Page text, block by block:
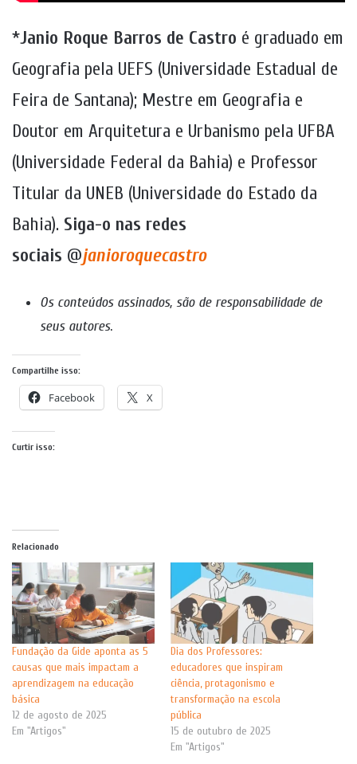
*Janio Roque Barros de Castro é graduado em
Geografia pela UEFS (Universidade Estadual de
Feira de Santana); Mestre em Geografia e
Doutor em Arquitetura e Urbanismo pela UFBA
(Universidade Federal da Bahia) e Professor
Titular da UNEB (Universidade do Estado da
Bahia). Siga-o nas redes
sociais @janioroquecastro
Os conteúdos assinados, são de responsabilidade de
seus autores.
Compartilhe isso:
Facebook X
Curtir isso:
Relacionado
Fundação da Gide aponta as 5
causas que mais impactam a
aprendizagem na educação
básica
12 de agosto de 2025
Em "Artigos"
Dia dos Professores:
educadores que inspiram
ciência, protagonismo e
transformação na escola
pública
15 de outubro de 2025
Em "Artigos"